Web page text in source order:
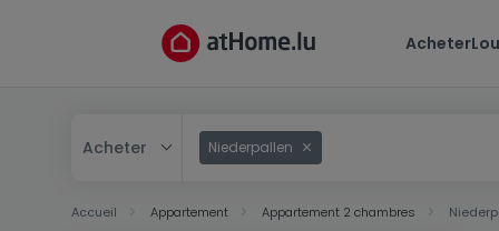
Acheter
Acheter Niederpallen
Accueil Appartement Appartement 2 chambres